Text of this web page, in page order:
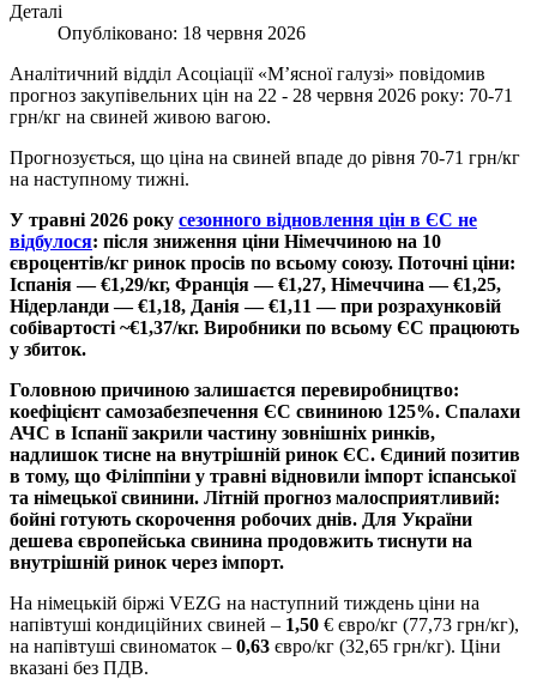
Деталі
Опубліковано: 18 червня 2026
Аналітичний відділ Асоціації «М’ясної галузі» повідомив
прогноз закупівельних цін на 22 - 28 червня 2026 року: 70-71
грн/кг на свиней живою вагою.
Прогнозується, що ціна на свиней впаде до рівня 70-71 грн/кг
на наступному тижні.
У травні 2026 року сезонного відновлення цін в ЄС не
відбулося: після зниження ціни Німеччиною на 10
євроцентів/кг ринок просів по всьому союзу. Поточні ціни:
Іспанія — €1,29/кг, Франція — €1,27, Німеччина — €1,25,
Нідерланди — €1,18, Данія — €1,11 — при розрахунковій
собівартості ~€1,37/кг. Виробники по всьому ЄС працюють
у збиток.
Головною причиною залишаєтся перевиробництво:
коефіцієнт самозабезпечення ЄС свининою 125%. Спалахи
АЧС в Іспанії закрили частину зовнішніх ринків,
надлишок тисне на внутрішній ринок ЄС. Єдиний позитив
в тому, що Філіппіни у травні відновили імпорт іспанської
та німецької свинини. Літній прогноз малосприятливий:
бойні готують скорочення робочих днів. Для України
дешева європейська свинина продовжить тиснути на
внутрішній ринок через імпорт.
На німецькій біржі VEZG на наступний тиждень ціни на
напівтуші кондиційних свиней – 1,50 € євро/кг (77,73 грн/кг),
на напівтуші свиноматок – 0,63 євро/кг (32,65 грн/кг). Ціни
вказані без ПДВ.